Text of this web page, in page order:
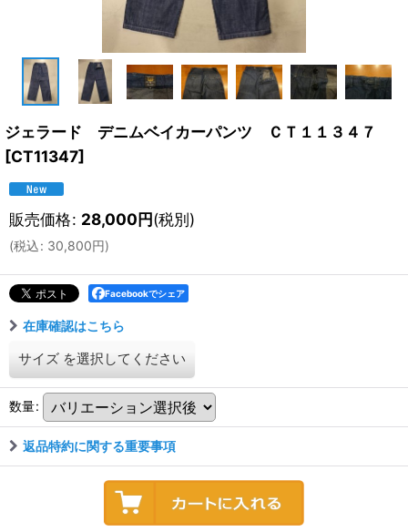
ジェラード デニムベイカーパンツ ＣＴ１１３４７
[CT11347]
販売価格: 28,000円(税別)
(税込: 30,800円)
Facebookでシェア
在庫確認はこちら
サイズ を選択してください
数量:
返品特約に関する重要事項